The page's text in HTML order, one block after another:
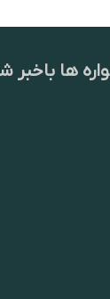
ها باخبر